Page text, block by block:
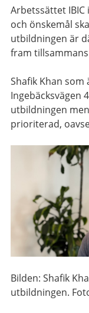
Arbetssättet
och önskemål
utbildningen är
fram
Shafik Khan som
Ingebäcksvägen
utbildningen
prioriterad,
Bilden: Shafik
utbildningen.